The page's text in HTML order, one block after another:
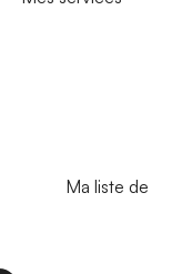
Ma liste de